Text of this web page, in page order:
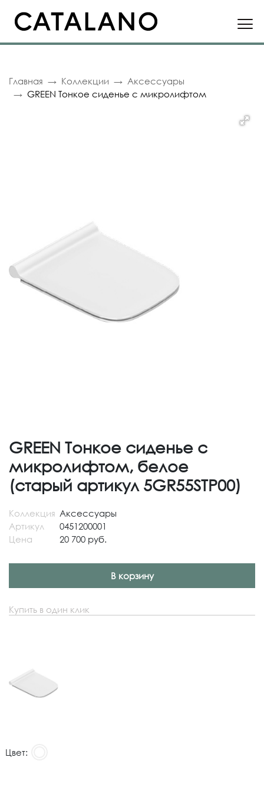
Главная Коллекции
Аксессуары
GREEN Тонкое сиденье с микролифтом
GREEN Тонкое сиденье с
микролифтом, белое
(старый артикул 5GR55STP00)
Коллекция Аксессуары
Артикул
0451200001
Цена
20 700 руб.
В корзину
Купить в один клик
Цвет: